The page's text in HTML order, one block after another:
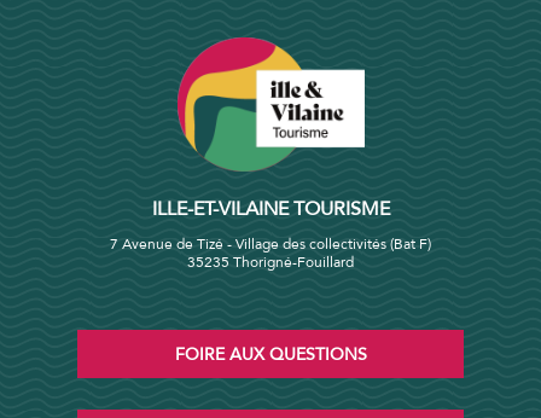
ILLE-ET-VILAINE TOURISME
7 Avenue de Tizé - Village des collectivités (Bat F)
35235 Thorigné-Fouillard
FOIRE AUX QUESTIONS